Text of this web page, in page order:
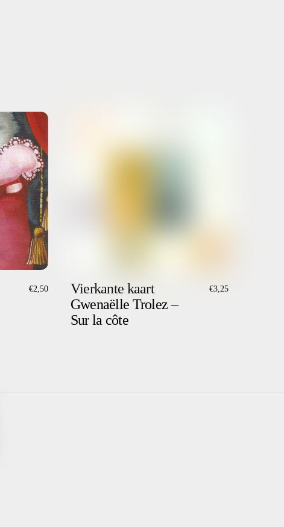
€2,50
Vierkante kaart
Gwenaëlle Trolez –
Sur la côte
€3,25